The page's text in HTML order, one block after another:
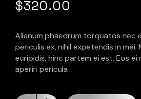
$320.00
Alienum phaedrum torquatos nec
periculis ex, nihil expetendis in mei.
euripidis, hinc partem ei est. Eos ei
aperiri pericula